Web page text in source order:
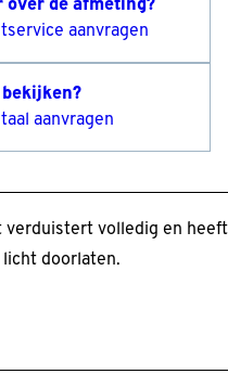
over de afmeting?
aanvragen
aanvragen
volledig en
doorlaten.